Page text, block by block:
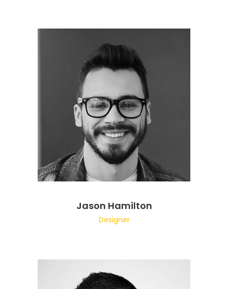
Jason Hamilton
Designer